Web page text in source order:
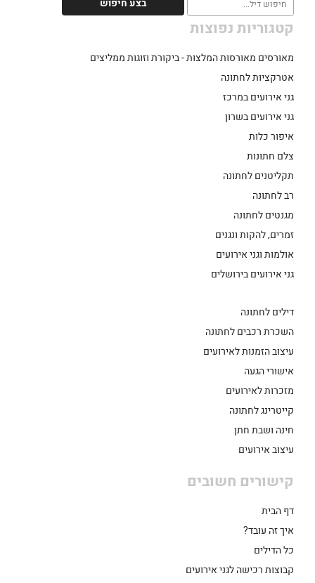
קטגוריות נפוצות
מאורסים מאורסות המלצות - ביקורת וזוגות ממליצים
אטרקציות לחתונה
גני אירועים במרכז
גני אירועים בשרון
איפור כלות
צלם חתונות
תקליטנים לחתונה
רב לחתונה
מגנטים לחתונה
זמרים, להקות ונגנים
אולמות וגני אירועים
גני אירועים בירושלים
דילים לחתונה
השכרת רכבים לחתונה
עיצוב הזמנות לאירועים
אישורי הגעה
מזכרות לאירועים
קייטרינג לחתונה
חינה ושבת חתן
עיצוב אירועים
קישורים חשובים
דף הבית
איך זה עובד?
כל הדילים
קבוצות רכישה לגני אירועים